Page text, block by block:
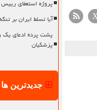
پروژه استعفای رییس
آیا تسلط ایران بر
پزشکیان
جدیدترین ها